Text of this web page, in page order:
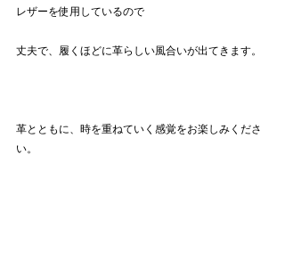
レザーを使用しているので
丈夫で、履くほどに革らしい風合いが出てきます。
革とともに、時を重ねていく感覚をお楽しみくださ
い。